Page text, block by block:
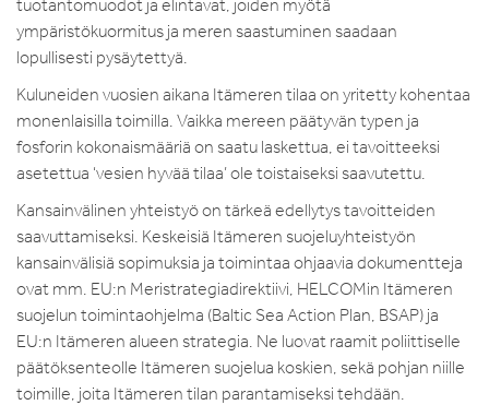
tuotantomuodot ja elintavat, joiden myötä
ympäristökuormitus ja meren saastuminen saadaan
lopullisesti pysäytettyä.
Kuluneiden vuosien aikana Itämeren tilaa on yritetty kohentaa
monenlaisilla toimilla. Vaikka mereen päätyvän typen ja
fosforin kokonaismääriä on saatu laskettua, ei tavoitteeksi
asetettua ‘vesien hyvää tilaa’ ole toistaiseksi saavutettu.
Kansainvälinen yhteistyö on tärkeä edellytys tavoitteiden
saavuttamiseksi. Keskeisiä Itämeren suojeluyhteistyön
kansainvälisiä sopimuksia ja toimintaa ohjaavia dokumentteja
ovat mm. EU:n Meristrategiadirektiivi, HELCOMin Itämeren
suojelun toimintaohjelma (Baltic Sea Action Plan, BSAP) ja
EU:n Itämeren alueen strategia. Ne luovat raamit poliittiselle
päätöksenteolle Itämeren suojelua koskien, sekä pohjan niille
toimille, joita Itämeren tilan parantamiseksi tehdään.